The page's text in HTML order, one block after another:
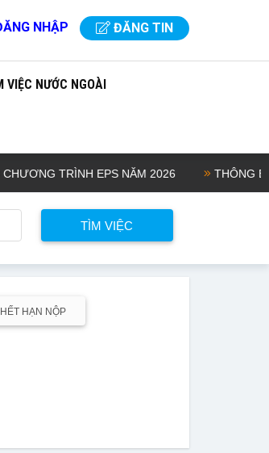
NHẬP ĐĂNG TIN
VIỆC NƯỚC NGOÀI
TRÌNH EPS NĂM 2026 THÔNG BÁO
HẠN NỘP